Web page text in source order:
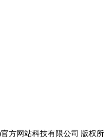
方网站科技有限公司 版权所